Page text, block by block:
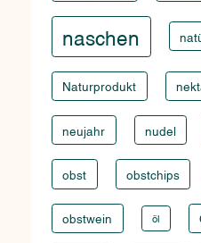
naschen
Naturprodukt
neujahr nudel
obst obstchips
obstwein öl